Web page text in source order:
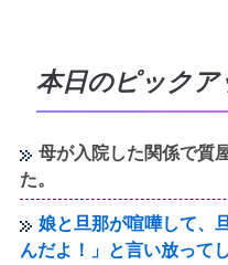
本日のピックア
母が入院した関係で質
た。
娘と旦那が喧嘩して、
んだよ！」と言い放って